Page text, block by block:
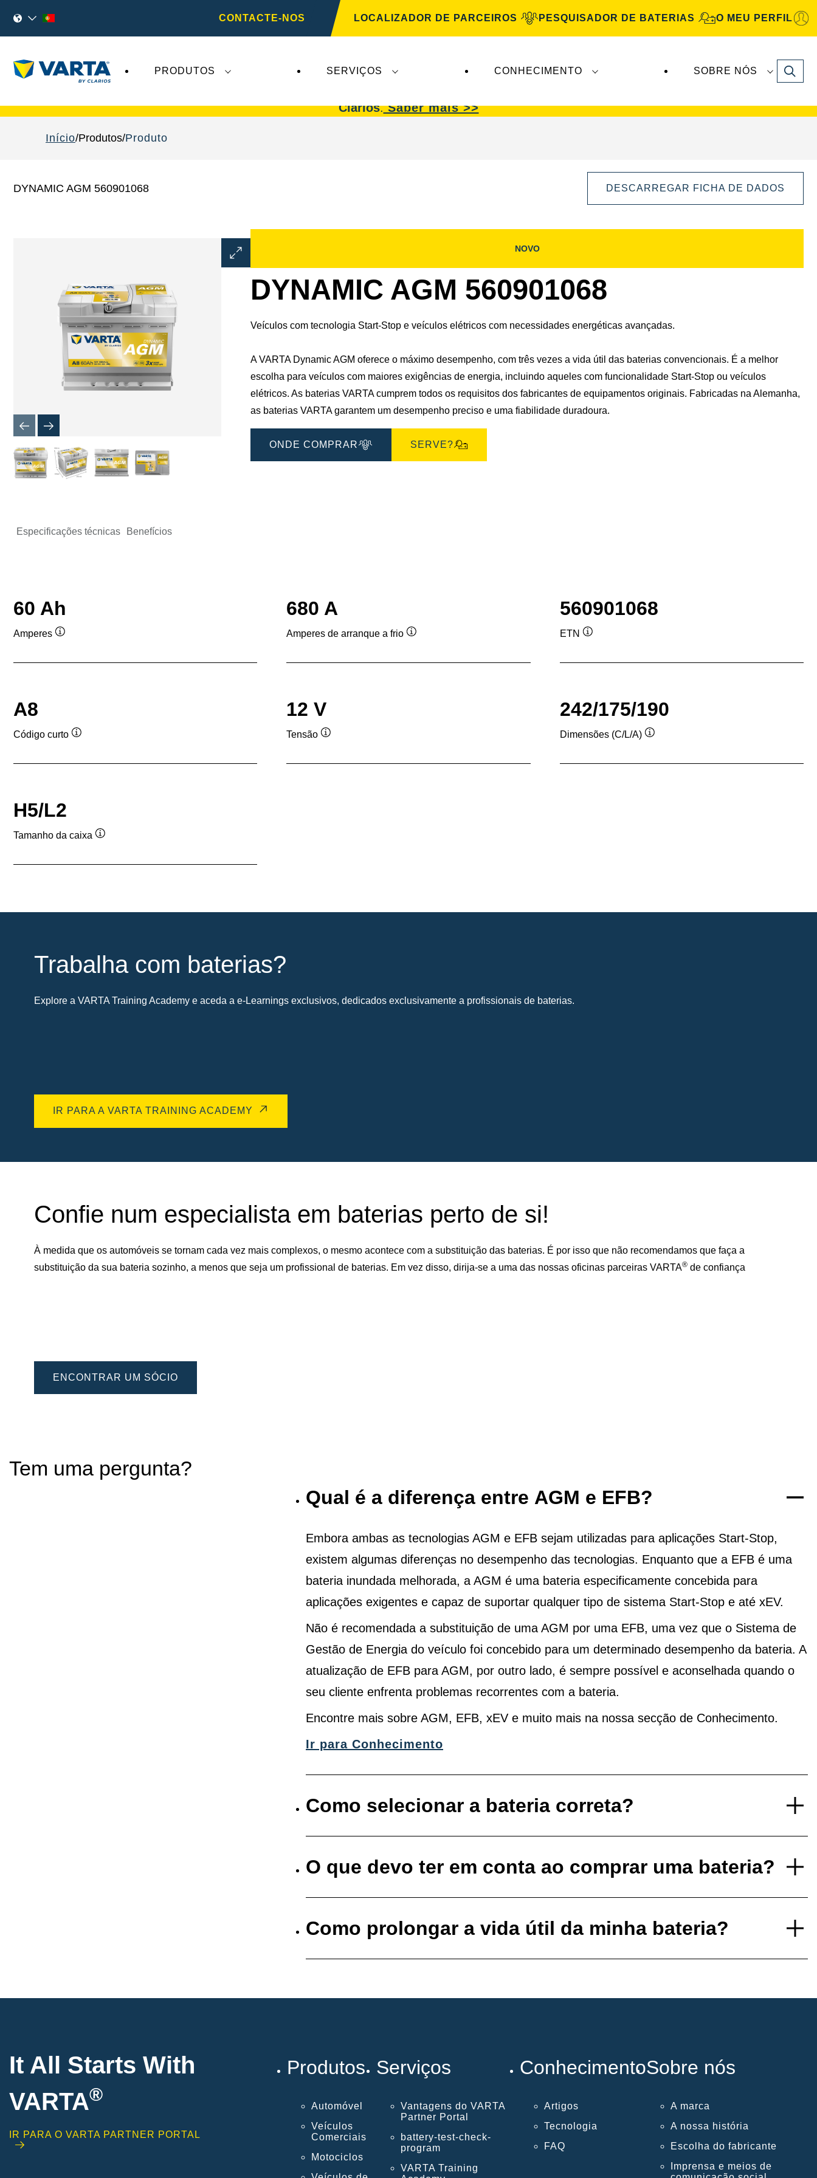
CONTACTE-NOS LOCALIZADOR DE PARCEIROS PESQUISADOR DE BATERIAS O MEU PERFIL
PRODUTOS SERVIÇOS CONHECIMENTO SOBRE NÓS Search
Clarios.Saber mais >>
Início Produtos Produto
DYNAMIC AGM 560901068 DESCARREGAR FICHA DE DADOS
Abrir
diálogo
imagem
imagem
NOVO
DYNAMIC AGM 560901068
Veículos com tecnologia Start-Stop e veículos elétricos com necessidades energéticas avançadas.
A VARTA Dynamic AGM oferece o máximo desempenho, com três vezes a vida útil das baterias convencionais. É a melhor
escolha para veículos com maiores exigências de energia, incluindo aqueles com funcionalidade Start-Stop ou veículos
elétricos. As baterias VARTA cumprem todos os requisitos dos fabricantes de equipamentos originais. Fabricadas na Alemanha,
as baterias VARTA garantem um desempenho preciso e uma fiabilidade duradoura.
ONDE COMPRAR SERVE?
Especificações técnicas Benefícios
60 Ah
Amperes
ferramenta
680 A
Amperes de arranque a frio
ferramenta
560901068
ETN
ferramenta
A8
Código curto
ferramenta
12 V
Tensão
ferramenta
242/175/190
Dimensões (C/L/A)
ferramenta
H5/L2
Tamanho da caixa
ferramenta
Trabalha com baterias?
Explore a VARTA Training Academy e aceda a e-Learnings exclusivos, dedicados exclusivamente a profissionais de baterias.
IR PARA A VARTA TRAINING ACADEMY
Confie num especialista em baterias perto de si!
À medida que os automóveis se tornam cada vez mais complexos, o mesmo acontece com a substituição das baterias. É por isso que não recomendamos que faça a
substituição da sua bateria sozinho, a menos que seja um profissional de baterias. Em vez disso, dirija-se a uma das nossas oficinas parceiras VARTA® de confiança
ENCONTRAR UM SÓCIO
Tem uma pergunta?
Qual é a diferença entre AGM e EFB?
Embora ambas as tecnologias AGM e EFB sejam utilizadas para aplicações Start-Stop,
existem algumas diferenças no desempenho das tecnologias. Enquanto que a EFB é uma
bateria inundada melhorada, a AGM é uma bateria especificamente concebida para
aplicações exigentes e capaz de suportar qualquer tipo de sistema Start-Stop e até xEV.
Não é recomendada a substituição de uma AGM por uma EFB, uma vez que o Sistema de
Gestão de Energia do veículo foi concebido para um determinado desempenho da bateria. A
atualização de EFB para AGM, por outro lado, é sempre possível e aconselhada quando o
seu cliente enfrenta problemas recorrentes com a bateria.
Encontre mais sobre AGM, EFB, xEV e muito mais na nossa secção de Conhecimento.
Ir para Conhecimento
Como selecionar a bateria correta?
O que devo ter em conta ao comprar uma bateria?
Como prolongar a vida útil da minha bateria?
It All Starts With
VARTA®
IR PARA O VARTA PARTNER PORTAL
Produtos
Automóvel
Veículos
Comerciais
Motociclos
Serviços
Vantagens do VARTA
Partner Portal
battery-test-check-
program
VARTA Training
Conhecimento
Artigos
Tecnologia
FAQ
Sobre nós
A marca
A nossa história
Escolha do fabricante
Imprensa e meios de